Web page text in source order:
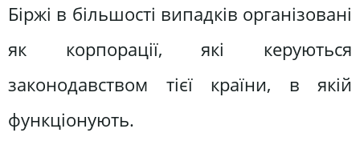
Біржі в більшості випадків організовані
як корпорації, які керуються
законодавством тієї країни, в якій
функціонують.